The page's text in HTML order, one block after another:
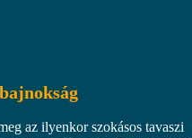
az ilyenkor szokásos tavaszi